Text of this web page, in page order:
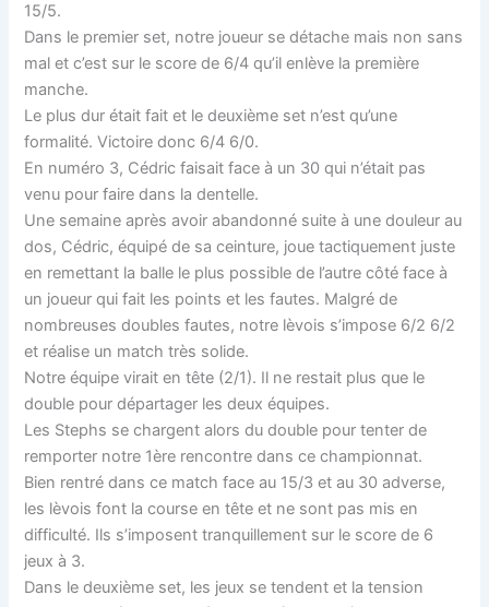
15/5.
Dans le premier set, notre joueur se détache mais non sans
mal et c’est sur le score de 6/4 qu’il enlève la première
manche.
Le plus dur était fait et le deuxième set n’est qu’une
formalité. Victoire donc 6/4 6/0.
En numéro 3, Cédric faisait face à un 30 qui n’était pas
venu pour faire dans la dentelle.
Une semaine après avoir abandonné suite à une douleur au
dos, Cédric, équipé de sa ceinture, joue tactiquement juste
en remettant la balle le plus possible de l’autre côté face à
un joueur qui fait les points et les fautes. Malgré de
nombreuses doubles fautes, notre lèvois s’impose 6/2 6/2
et réalise un match très solide.
Notre équipe virait en tête (2/1). Il ne restait plus que le
double pour départager les deux équipes.
Les Stephs se chargent alors du double pour tenter de
remporter notre 1ère rencontre dans ce championnat.
Bien rentré dans ce match face au 15/3 et au 30 adverse,
les lèvois font la course en tête et ne sont pas mis en
difficulté. Ils s’imposent tranquillement sur le score de 6
jeux à 3.
Dans le deuxième set, les jeux se tendent et la tension